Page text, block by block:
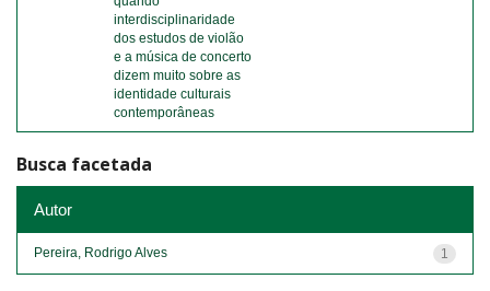
interdisciplinaridade
dos estudos de violão
e a música de concerto
dizem muito sobre as
identidade culturais
contemporâneas
Busca facetada
Autor
1
Pereira, Rodrigo Alves